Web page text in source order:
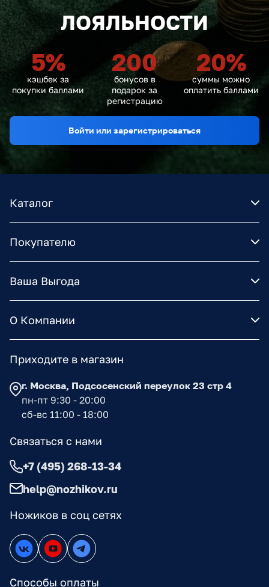
ЛОЯЛЬНОСТИ
5%
кэшбек за
покупки баллами
200
бонусов в
подарок за
регистрацию
20%
суммы можно
оплатить баллами
Войти или зарегистрироваться
Каталог
Покупателю
Ваша Выгода
О Компании
Ножиков в соц сетях
Способы оплаты
Приходите в магазин
г. Москва, Подсосенский переулок 23 стр 4
пн-пт 9:30 - 20:00
сб-вс 11:00 - 18:00
Связаться с нами
+7 (495) 268-13-34
help@nozhikov.ru